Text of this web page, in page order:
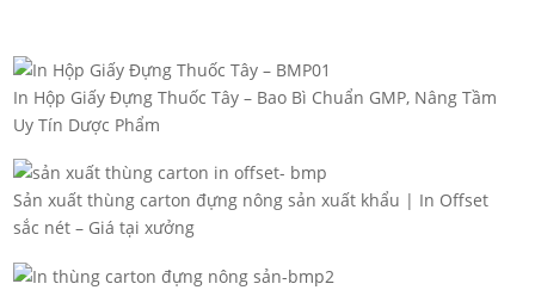
In Hộp Giấy Đựng Thuốc Tây – Bao Bì Chuẩn GMP, Nâng Tầm
Uy Tín Dược Phẩm
Sản xuất thùng carton đựng nông sản xuất khẩu | In Offset
sắc nét – Giá tại xưởng